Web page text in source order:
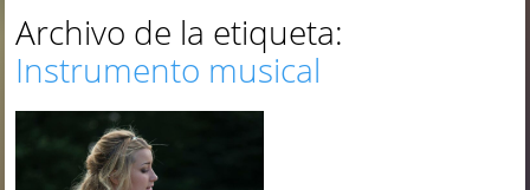
Archivo de la etiqueta:
Instrumento musical